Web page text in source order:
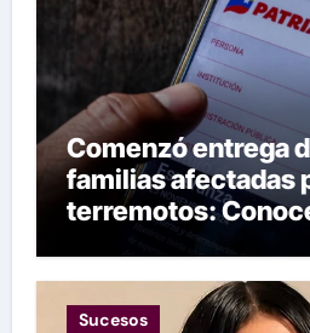
Comenzó entrega
familias afectadas
terremotos:
Sucesos